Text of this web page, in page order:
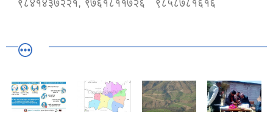
९८४१४३७२२१, ९७६१८११७२६ ९८५८७८१६१६